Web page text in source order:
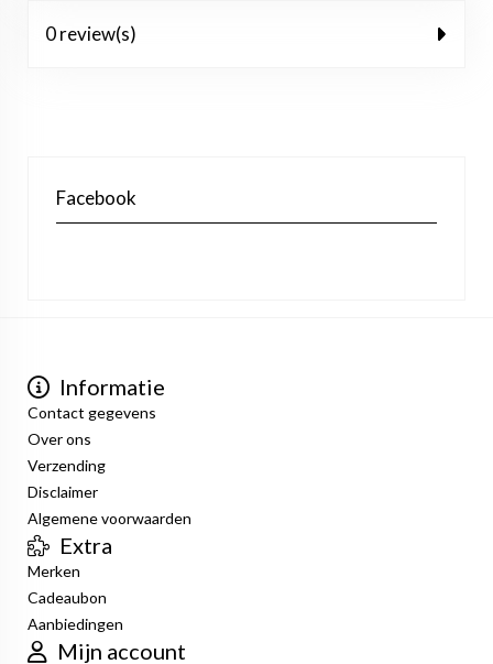
0 review(s)
Facebook
Informatie
Contact gegevens
Over ons
Verzending
Disclaimer
Algemene voorwaarden
Extra
Merken
Cadeaubon
Aanbiedingen
Mijn account